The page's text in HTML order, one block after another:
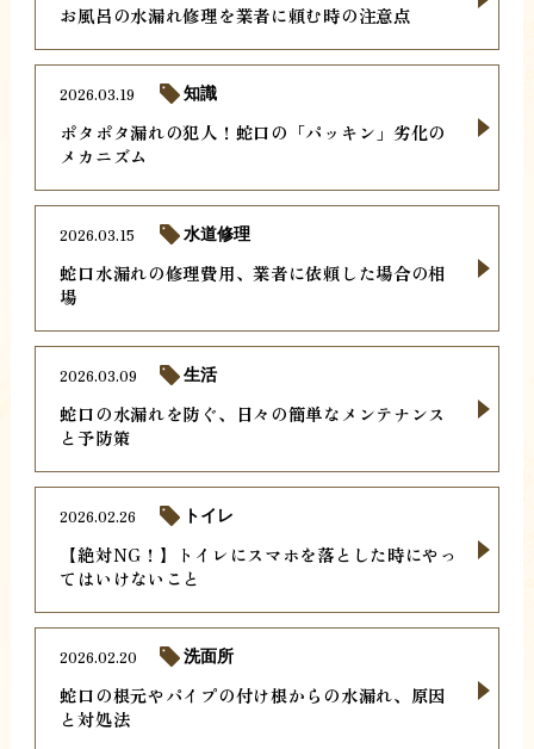
お風呂の水漏れ修理を業者に頼む時の注意点
ポタポタ漏れの犯人！蛇口の「パッキン」劣化の
メカニズム
2026.03.19 知識
蛇口水漏れの修理費用、業者に依頼した場合の相
場
2026.03.15 水道修理
蛇口の水漏れを防ぐ、日々の簡単なメンテナンス
と予防策
2026.03.09 生活
【絶対NG！】トイレにスマホを落とした時にやっ
てはいけないこと
2026.02.26 トイレ
蛇口の根元やパイプの付け根からの水漏れ、原因
と対処法
2026.02.20 洗面所